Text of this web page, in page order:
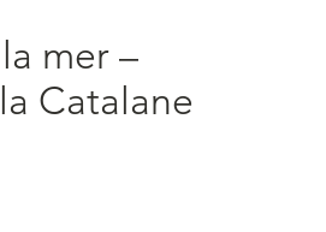
mer –
Catalane